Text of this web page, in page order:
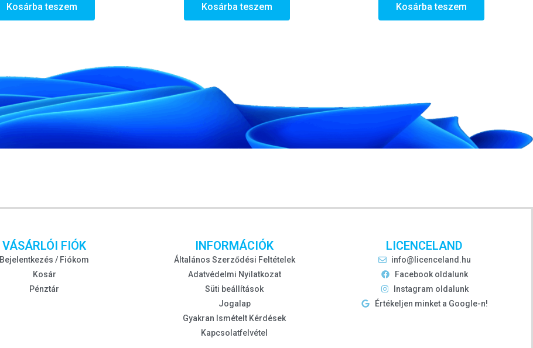
Kosárba teszem Kosárba teszem Kosárba teszem
VÁSÁRLÓI FIÓK
Bejelentkezés / Fiókom
Kosár
Pénztár
INFORMÁCIÓK
Általános Szerződési Feltételek
Adatvédelmi Nyilatkozat
Süti beállítások
Jogalap
Gyakran Ismételt Kérdések
Kapcsolatfelvétel
LICENCELAND
info@licenceland.hu
Facebook oldalunk
Instagram oldalunk
Értékeljen minket a Google-n!